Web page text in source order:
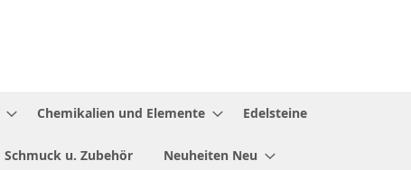
Chemikalien und Elemente Edelsteine
Schmuck u. Zubehör Neuheiten Neu